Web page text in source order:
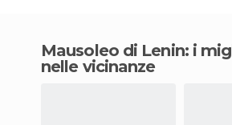
Mausoleo di Lenin: i migliori hotel
nelle vicinanze